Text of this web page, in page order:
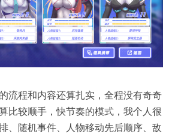
流程和内容还算扎实，全程没有奇奇
比较顺手，快节奏的模式，我个人很
、随机事件、人物移动先后顺序、敌